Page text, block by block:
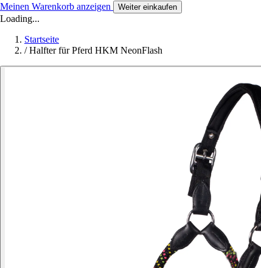
Meinen Warenkorb anzeigen Weiter einkaufen
Loading...
Startseite
/ Halfter für Pferd HKM NeonFlash